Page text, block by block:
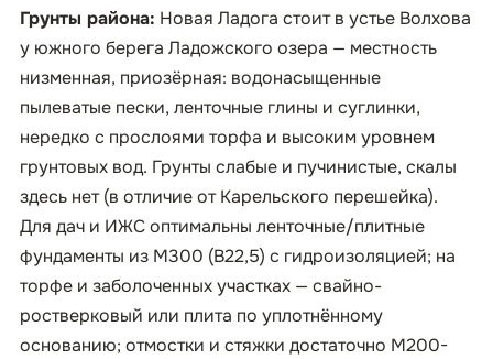
Грунты района: Новая Ладога стоит в устье Волхова
у южного берега Ладожского озера — местность
низменная, приозёрная: водонасыщенные
пылеватые пески, ленточные глины и суглинки,
нередко с прослоями торфа и высоким уровнем
грунтовых вод. Грунты слабые и пучинистые, скалы
здесь нет (в отличие от Карельского перешейка).
Для дач и ИЖС оптимальны ленточные/плитные
фундаменты из М300 (B22,5) с гидроизоляцией; на
торфе и заболоченных участках — свайно-
ростверковый или плита по уплотнённому
основанию; отмостки и стяжки достаточно М200-